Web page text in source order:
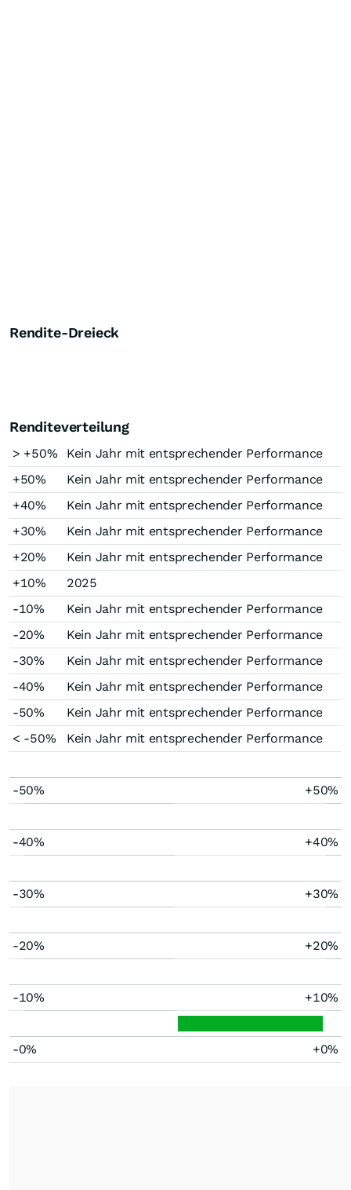
Rendite-Dreieck
Renditeverteilung
> +50%
Kein Jahr mit entsprechender Performance
+50%
Kein Jahr mit entsprechender Performance
+40%
Kein Jahr mit entsprechender Performance
+30%
Kein Jahr mit entsprechender Performance
+20%
Kein Jahr mit entsprechender Performance
+10%
2025
-10%
Kein Jahr mit entsprechender Performance
-20%
Kein Jahr mit entsprechender Performance
-30%
Kein Jahr mit entsprechender Performance
-40%
Kein Jahr mit entsprechender Performance
-50%
Kein Jahr mit entsprechender Performance
< -50%
Kein Jahr mit entsprechender Performance
-50% +50%
-40% +40%
-30% +30%
-20% +20%
-10% +10%
-0% +0%